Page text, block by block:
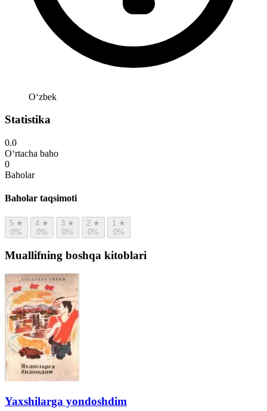
Oʻzbek
Statistika
0.0
O‘rtacha baho
0
Baholar
Baholar taqsimoti
5 ★
0%
4 ★
0%
3 ★
0%
2 ★
0%
1 ★
0%
Muallifning boshqa kitoblari
Yaxshilarga yondoshdim